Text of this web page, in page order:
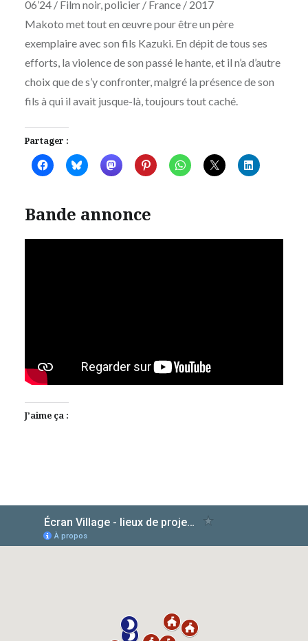
06’24 / Film noir, policier / France / 2017
Makoto met tout en œuvre pour être un père
exemplaire avec son fils Kazuki. En dépit de tous ses
efforts, la violence de son passé le hante, et il n’a d’autre
choix que de s’y confronter, malgré la présence de son
fils à qui il avait jusque-là, toujours tout caché.
Partager :
Bande annonce
J’aime ça :
AlloCiné